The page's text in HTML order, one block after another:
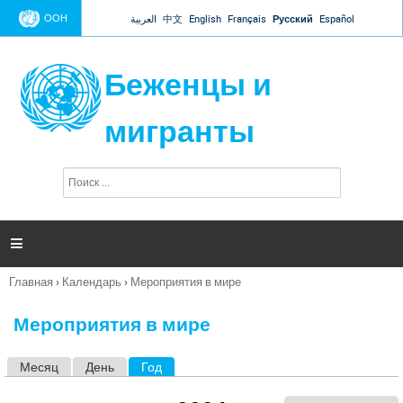
Jump to navigation
ООН العربية 中文 English Français Русский Español
Беженцы и
мигранты
п
и

Вы
Главная › Календарь › Мероприятия в мире
Мероприятия в мире
Месяц День Год